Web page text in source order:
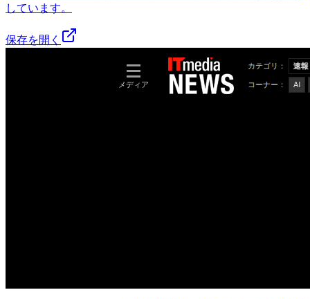
しています。
保存を開く